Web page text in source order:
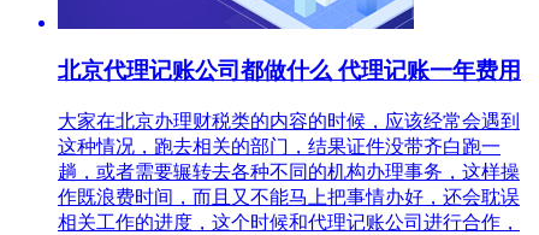
北京代理记账公司都做什么 代理记账一年费用
大家在北京办理财税类的内容的时候，应该经常会遇到
这种情况，跑去相关的部门，结果证件没带齐白跑一
趟，或者需要辗转去各种不同的机构办理事务，这样操
作既浪费时间，而且又不能马上把事情办好，还会耽误
相关工作的进度，这个时候和代理记账公司进行合作，